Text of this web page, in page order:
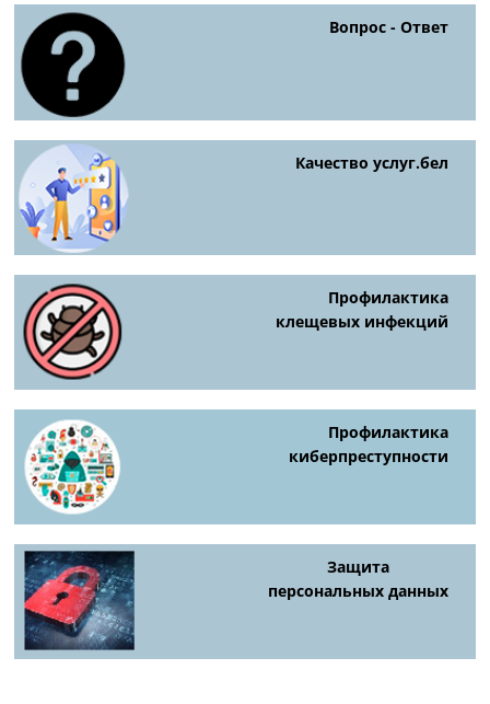
Вопрос - Ответ
Качество услуг.бел
Профилактика
клещевых инфекций
Профилактика
киберпреступности
Защита
персональных данных